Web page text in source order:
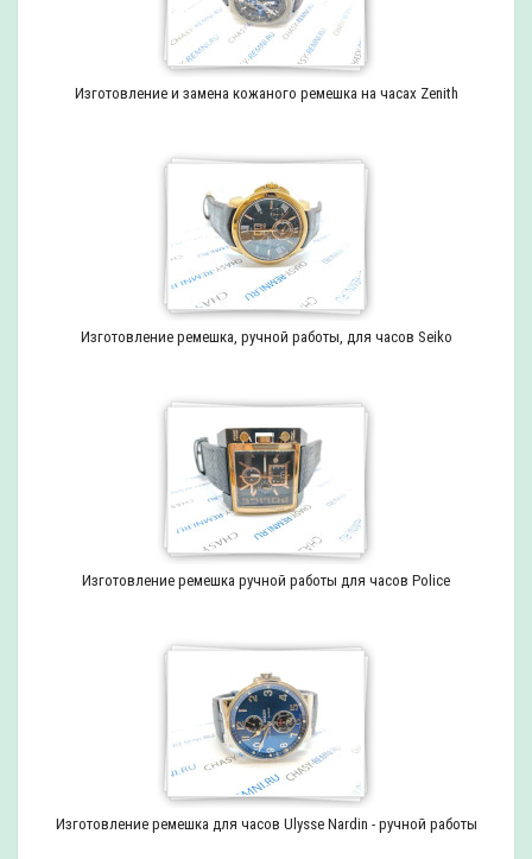
Изготовление и замена кожаного ремешка на часах Zenith
Изготовление ремешка, ручной работы, для часов Seiko
Изготовление ремешка ручной работы для часов Police
Изготовление ремешка для часов Ulysse Nardin - ручной работы